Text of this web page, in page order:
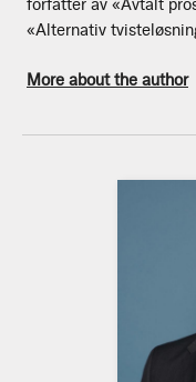
forfatter av «Avtalt
«Alternativ
More about the author